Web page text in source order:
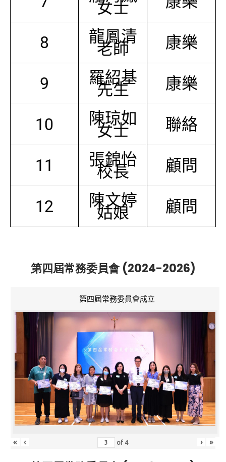
女士
8 龍鳳清
老師 康樂
9 羅紹基
先生 康樂
10 陳琼如
女士 聯絡
11 張錦怡
校長 顧問
12 陳文婷
姑娘 顧問
第四屆常務委員會 (2024-2026)
第四屆常務委員會成立
« ‹ of 4 › »